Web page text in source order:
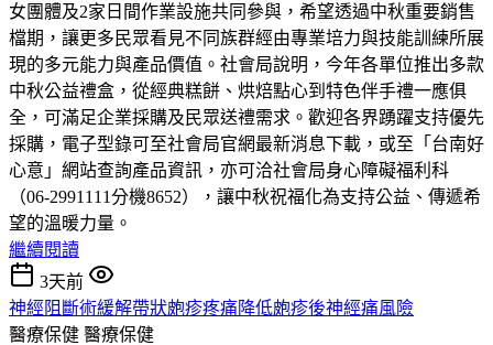
女團體及2家日間作業設施共同參與，希望透過中秋重要銷售
檔期，讓更多民眾看見不同族群經由專業培力與技能訓練所展
現的多元能力與產品價值。社會局說明，今年各單位推出多款
中秋公益禮盒，從經典糕餅、烘焙點心到特色伴手禮一應俱
全，可滿足企業採購及民眾送禮需求。歡迎各界踴躍支持優先
採購，電子型錄可至社會局官網最新消息下載，或至「台南好
心意」網站查詢產品資訊，亦可洽社會局身心障礙福利科
（06-2991111分機8652），讓中秋祝福化為支持公益、傳遞希
望的溫暖力量。
繼續閱讀
3天前
神經阻斷術緩解帶狀皰疹疼痛降低皰疹後神經痛風險
醫療保健 醫療保健